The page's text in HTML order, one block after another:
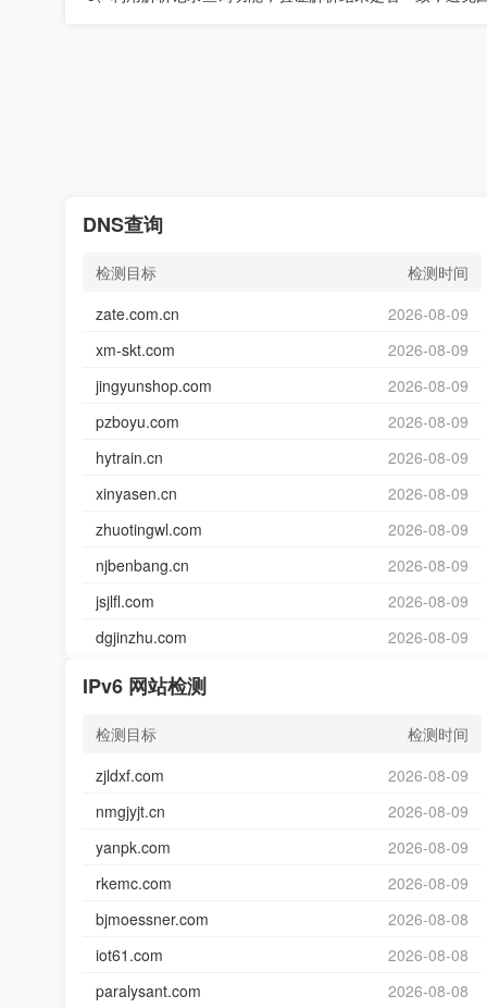
DNS查询
检测目标
检测时间
zate.com.cn
2026-08-09
xm-skt.com
2026-08-09
jingyunshop.com
2026-08-09
pzboyu.com
2026-08-09
hytrain.cn
2026-08-09
xinyasen.cn
2026-08-09
zhuotingwl.com
2026-08-09
njbenbang.cn
2026-08-09
jsjlfl.com
2026-08-09
dgjinzhu.com
2026-08-09
IPv6 网站检测
检测目标
检测时间
zjldxf.com
2026-08-09
nmgjyjt.cn
2026-08-09
yanpk.com
2026-08-09
rkemc.com
2026-08-09
bjmoessner.com
2026-08-08
iot61.com
2026-08-08
paralysant.com
2026-08-08